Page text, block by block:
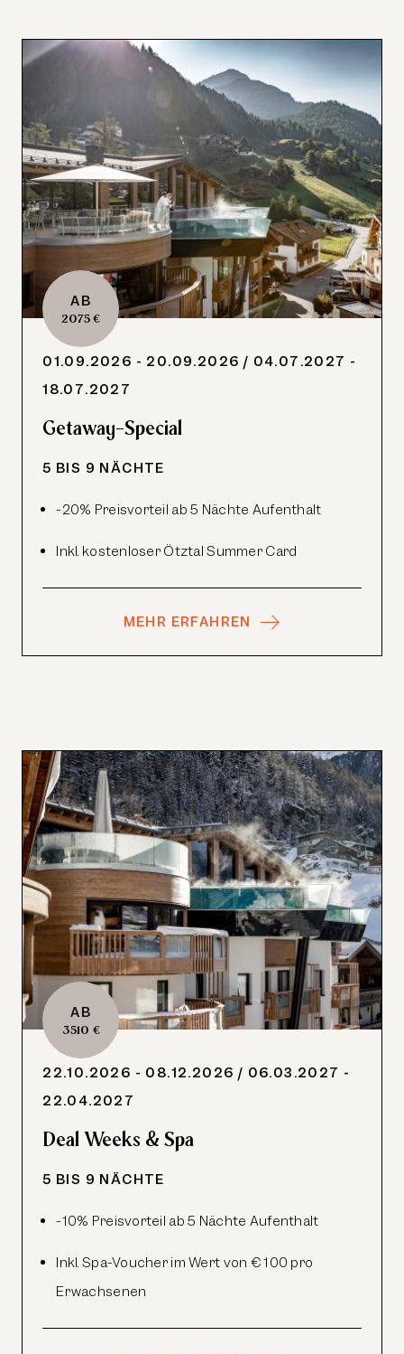
AB
2075 €
01.09.2026 - 20.09.2026 / 04.07.2027 -
18.07.2027
Getaway-Special
5 BIS 9 NÄCHTE
-20% Preisvorteil ab 5 Nächte Aufenthalt
Inkl. kostenloser Ötztal Summer Card
MEHR ERFAHREN
AB
3510 €
22.10.2026 - 08.12.2026 / 06.03.2027 -
22.04.2027
Deal Weeks & Spa
5 BIS 9 NÄCHTE
-10% Preisvorteil ab 5 Nächte Aufenthalt
Inkl. Spa-Voucher im Wert von € 100 pro
Erwachsenen